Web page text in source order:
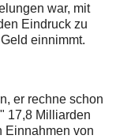
war, mit
Eindruck zu
einnimmt.
er rechne schon
17,8 Milliarden
Einnahmen von